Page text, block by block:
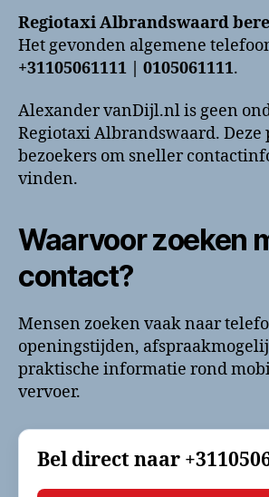
Regiotaxi Albrandswaard
Het gevonden algemene
+31105061111 | 0105061111.
Alexander vanDijl.nl is geen
Regiotaxi Albrandswaard. Deze
bezoekers om sneller
vinden.
Waarvoor zoeken
contact?
Mensen zoeken vaak naar
openingstijden,
praktische informatie rond
vervoer.
Bel direct naar